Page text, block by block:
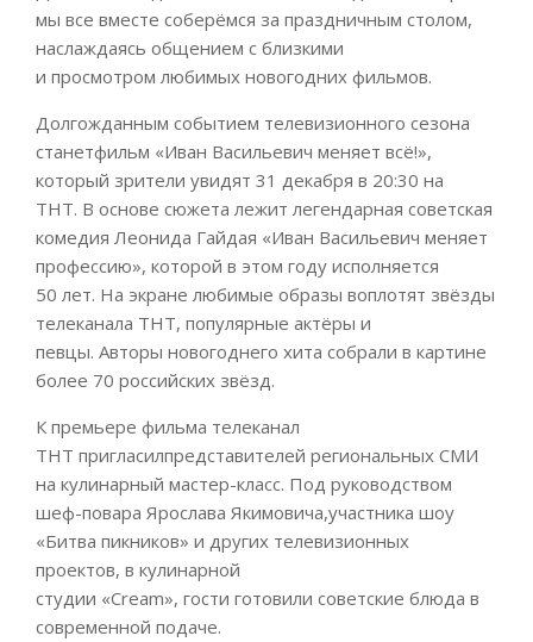
мы все вместе соберёмся за праздничным столом,
наслаждаясь общением с близкими
и просмотром любимых новогодних фильмов.
Долгожданным событием телевизионного сезона
станетфильм «Иван Васильевич меняет всё!»,
который зрители увидят 31 декабря в 20:30 на
ТНТ. В основе сюжета лежит легендарная советская
комедия Леонида Гайдая «Иван Васильевич меняет
профессию», которой в этом году исполняется
50 лет. На экране любимые образы воплотят звёзды
телеканала ТНТ, популярные актёры и
певцы. Авторы новогоднего хита собрали в картине
более 70 российских звёзд.
К премьере фильма телеканал
ТНТ пригласилпредставителей региональных СМИ
на кулинарный мастер-класс. Под руководством
шеф-повара Ярослава Якимовича,участника шоу
«Битва пикников» и других телевизионных
проектов, в кулинарной
студии «Cream», гости готовили советские блюда в
современной подаче.